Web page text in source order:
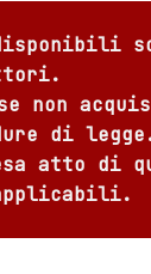
non
di
atto di